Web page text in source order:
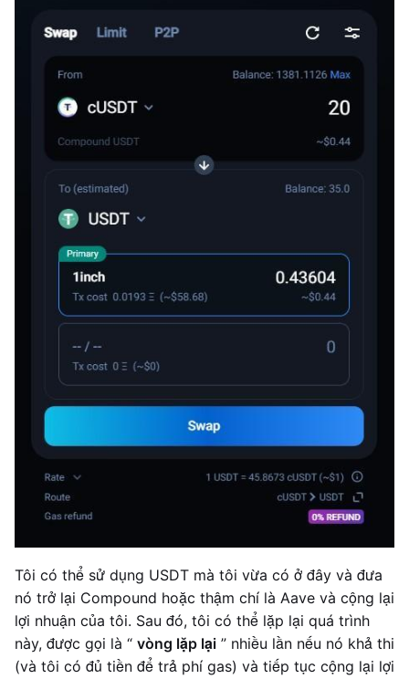
Tôi có thể sử dụng USDT mà tôi vừa có ở đây và đưa
nó trở lại Compound hoặc thậm chí là Aave và cộng lại
lợi nhuận của tôi. Sau đó, tôi có thể lặp lại quá trình
này, được gọi là “ vòng lặp lại ” nhiều lần nếu nó khả thi
(và tôi có đủ tiền để trả phí gas) và tiếp tục cộng lại lợi